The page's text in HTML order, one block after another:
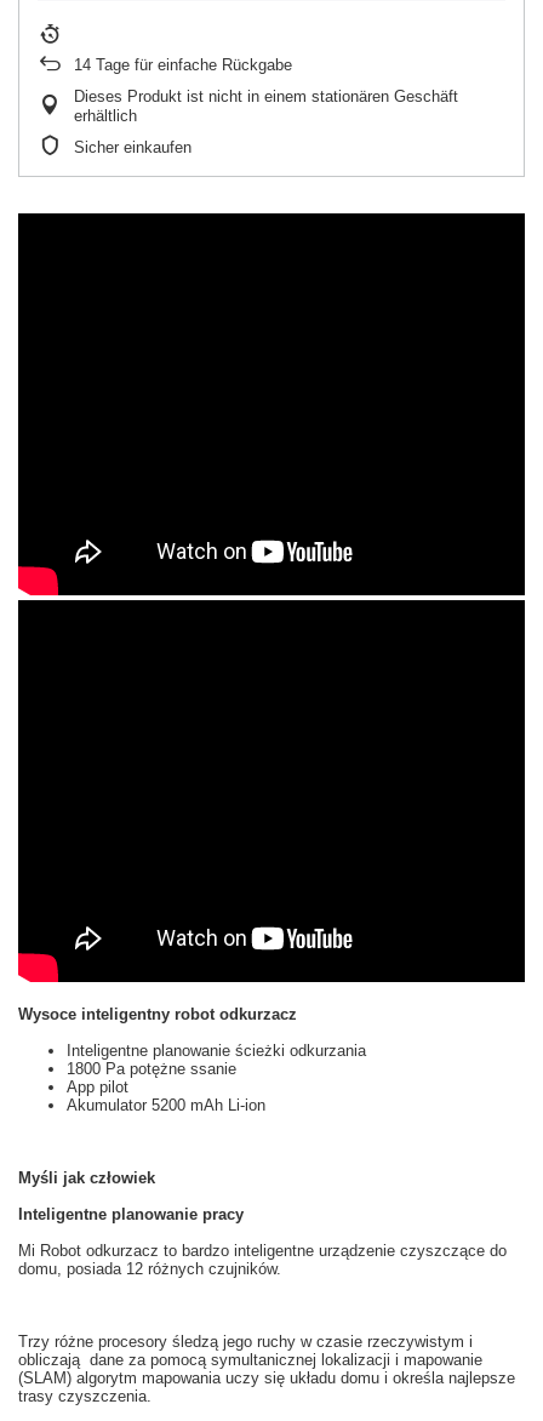
14 Tage für einfache Rückgabe
Dieses Produkt ist nicht in einem stationären Geschäft
erhältlich
Sicher einkaufen
Wysoce inteligentny robot odkurzacz
Inteligentne planowanie ścieżki odkurzania
1800 Pa potężne ssanie
App pilot
Akumulator 5200 mAh Li-ion
Myśli jak człowiek
Inteligentne planowanie pracy
Mi Robot odkurzacz to bardzo inteligentne urządzenie czyszczące do
domu, posiada 12 różnych czujników.
Trzy różne procesory śledzą jego ruchy w czasie rzeczywistym i
obliczają dane za pomocą symultanicznej lokalizacji i mapowanie
(SLAM) algorytm mapowania uczy się układu domu i określa najlepsze
trasy czyszczenia.